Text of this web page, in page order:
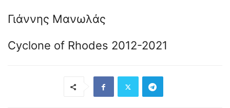
Γιάννης Μανωλάς
Cyclone of Rhodes 2012-2021